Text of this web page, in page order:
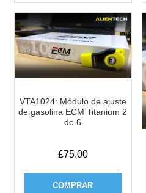
VTA1024: Módulo de ajuste
de gasolina ECM Titanium 2
de 6
£75.00
COMPRAR